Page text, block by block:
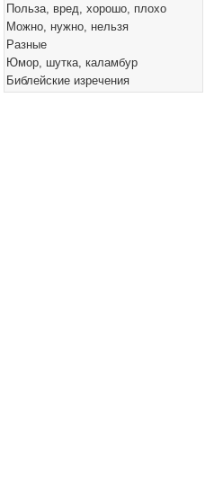
Польза, вред, хорошо, плохо
Можно, нужно, нельзя
Разные
Юмор, шутка, каламбур
Библейские изречения